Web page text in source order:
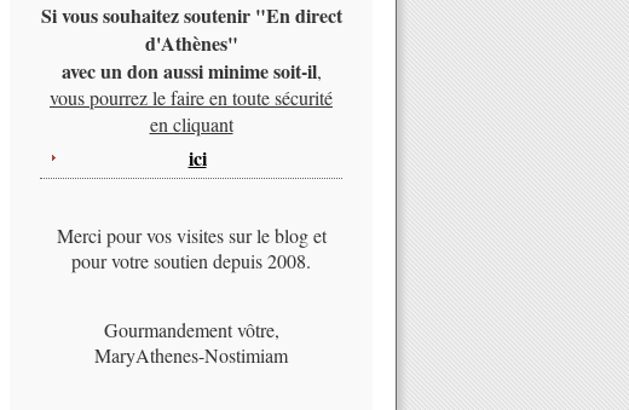
Si vous souhaitez soutenir "En direct
d'Athènes"
avec un don aussi minime soit-il,
vous pourrez le faire en toute sécurité
en cliquant
ici
Merci pour vos visites sur le blog et
pour votre soutien depuis 2008.
Gourmandement vôtre,
MaryAthenes-Nostimiam